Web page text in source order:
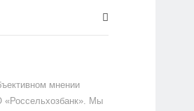
мнении
«Россельхозбанк». Мы